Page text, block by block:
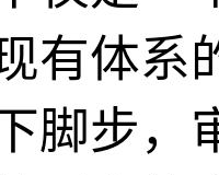
有体系
脚步，